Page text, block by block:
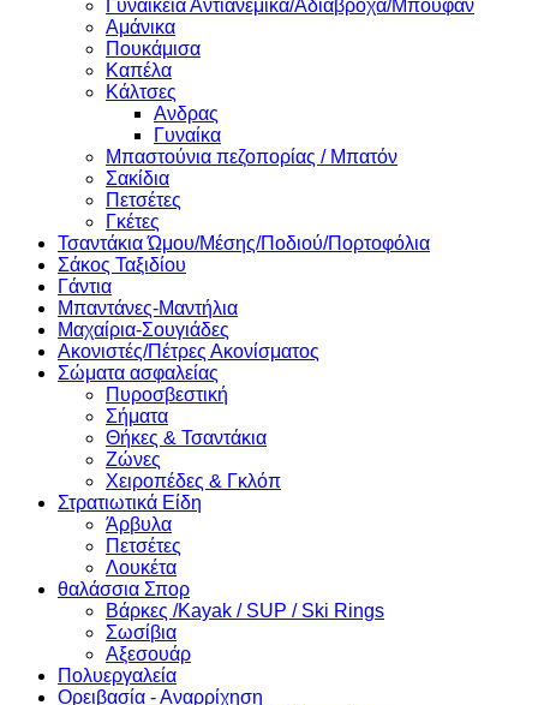
Γυναικεία Αντιανεμικά/Αδιάβροχα/Μπουφάν
Αμάνικα
Πουκάμισα
Καπέλα
Κάλτσες
Ανδρας
Γυναίκα
Μπαστούνια πεζοπορίας / Μπατόν
Σακίδια
Πετσέτες
Γκέτες
Τσαντάκια Ώμου/Μέσης/Ποδιού/Πορτοφόλια
Σάκος Ταξιδίου
Γάντια
Μπαντάνες-Μαντήλια
Μαχαίρια-Σουγιάδες
Ακονιστές/Πέτρες Ακονίσματος
Σώματα ασφαλείας
Πυροσβεστική
Σήματα
Θήκες & Τσαντάκια
Ζώνες
Χειροπέδες & Γκλόπ
Στρατιωτικά Είδη
Άρβυλα
Πετσέτες
Λουκέτα
θαλάσσια Σπορ
Βάρκες /Kayak / SUP / Ski Rings
Σωσίβια
Αξεσουάρ
Πολυεργαλεία
Ορειβασία - Αναρρίχηση